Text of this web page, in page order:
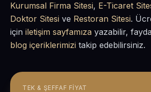
Kurumsal Firma Sitesi, E-Ticaret
Doktor Sitesi ve Restoran Sitesi.
için iletişim sayfamıza yazabilir,
blog içeriklerimizi takip edebilirsiniz.
TEK & ŞEFFAF FIYAT